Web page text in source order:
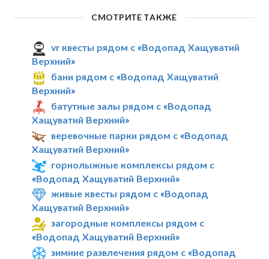
СМОТРИТЕ ТАКЖЕ
vr квесты рядом с «Водопад Хащуватий
Верхний»
бани рядом с «Водопад Хащуватий
Верхний»
батутные залы рядом с «Водопад
Хащуватий Верхний»
веревочные парки рядом с «Водопад
Хащуватий Верхний»
горнолыжные комплексы рядом с
«Водопад Хащуватий Верхний»
живые квесты рядом с «Водопад
Хащуватий Верхний»
загородные комплексы рядом с
«Водопад Хащуватий Верхний»
зимние развлечения рядом с «Водопад